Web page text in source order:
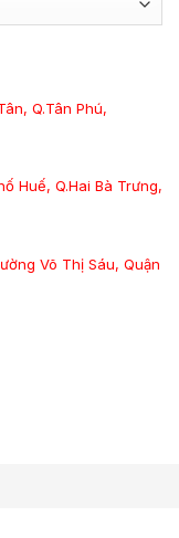
Q.Tân Phú,
Huế, Q.Hai Bà Trưng,
Võ Thị Sáu, Quận